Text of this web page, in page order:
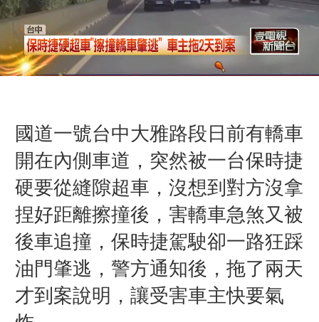
國道一號台中大雅路段日前有轎車
開在內側車道，突然被一台保時捷
硬要從縫隙超車，沒想到對方沒拿
捏好距離擦撞後，害轎車急煞又被
後車追撞，保時捷駕駛卻一路狂踩
油門肇逃，警方通知後，拖了兩天
才到案說明，讓受害車主快要氣